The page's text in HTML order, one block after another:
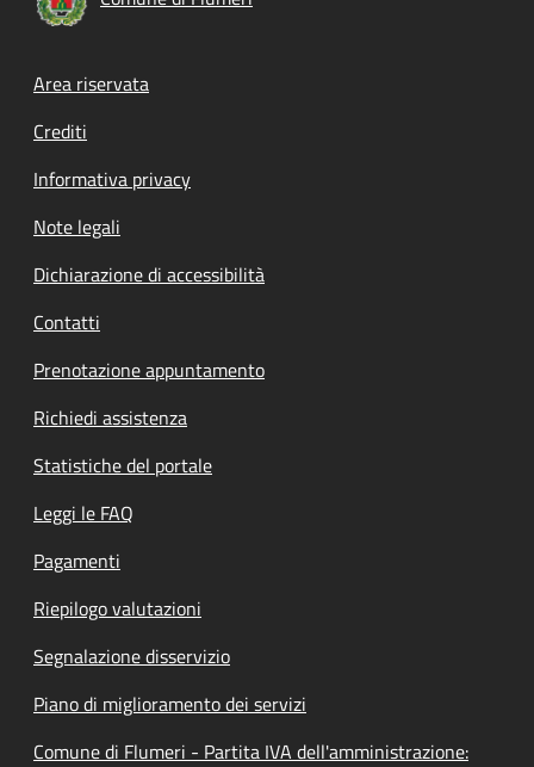
Footer menu
Area riservata
Crediti
Informativa privacy
Note legali
Dichiarazione di accessibilità
Contatti
Prenotazione appuntamento
Richiedi assistenza
Statistiche del portale
Leggi le FAQ
Pagamenti
Riepilogo valutazioni
Segnalazione disservizio
Piano di miglioramento dei servizi
Comune di Flumeri - Partita IVA dell'amministrazione: